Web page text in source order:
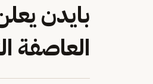
بايدن
العاصفة